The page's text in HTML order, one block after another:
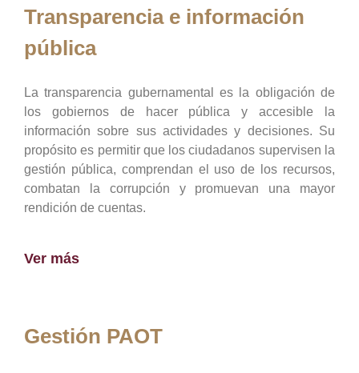
Transparencia e información
pública
La transparencia gubernamental es la obligación de
los gobiernos de hacer pública y accesible la
información sobre sus actividades y decisiones. Su
propósito es permitir que los ciudadanos supervisen la
gestión pública, comprendan el uso de los recursos,
combatan la corrupción y promuevan una mayor
rendición de cuentas.
Ver más
Gestión PAOT